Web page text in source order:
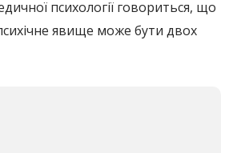
психології говориться, що
явище може бути двох